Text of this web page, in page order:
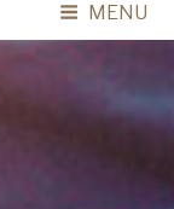
MENU